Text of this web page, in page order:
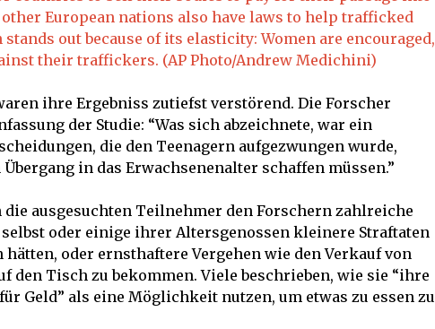
ihre Ergebniss zutiefst verstörend. Die Forscher
der Studie: “Was sich abzeichnete, war ein
die den Teenagern aufgezwungen wurde,
in das Erwachsenenalter schaffen müssen.”
die ausgesuchten Teilnehmer den Forschern zahlreiche
oder einige ihrer Altersgenossen kleinere Straftaten
hätten, oder ernsthaftere Vergehen wie den Verkauf von
den Tisch zu bekommen. Viele beschrieben, wie sie “ihre
Geld” als eine Möglichkeit nutzen, um etwas zu essen zu